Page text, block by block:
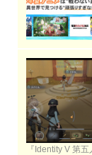
『Identity V 第